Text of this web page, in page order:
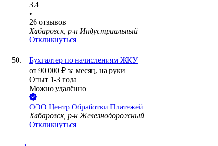
3.4
•
26 отзывов
Хабаровск, р-н Индустриальный
Откликнуться
Бухгалтер по начислениям ЖКУ
от 90 000 ₽ за месяц, на руки
Опыт 1-3 года
Можно удалённо
ООО Центр Обработки Платежей
Хабаровск, р-н Железнодорожный
Откликнуться